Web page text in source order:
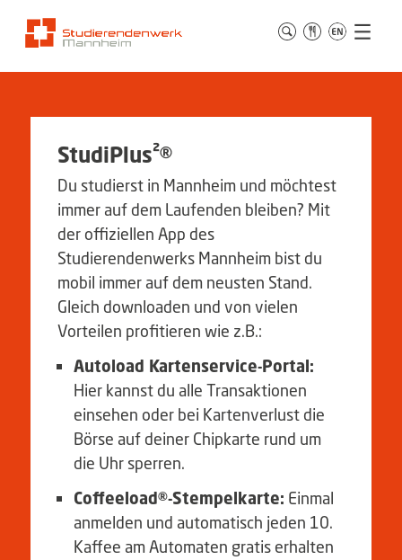
StudiPlus²®
Du studierst in Mannheim und möchtest
immer auf dem Laufenden bleiben? Mit
der offiziellen App des
Studierendenwerks Mannheim bist du
mobil immer auf dem neusten Stand.
Gleich downloaden und von vielen
Vorteilen profitieren wie z.B.:
Autoload Kartenservice-Portal:
Hier kannst du alle Transaktionen
einsehen oder bei Kartenverlust die
Börse auf deiner Chipkarte rund um
die Uhr sperren.
Coffeeload®-Stempelkarte: Einmal
anmelden und automatisch jeden 10.
Kaffee am Automaten gratis erhalten